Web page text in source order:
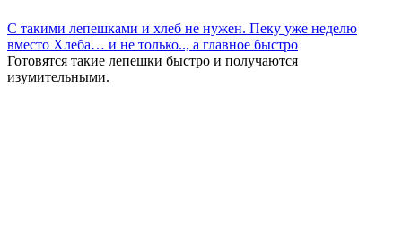
С такими лепешками и хлеб не нужен. Пеку уже неделю
вместо Хлеба… и не только.., а главное быстро
Готовятся такие лепешки быстро и получаются
изумительными.